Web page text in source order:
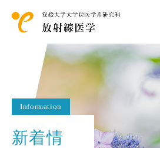
Information
新着情